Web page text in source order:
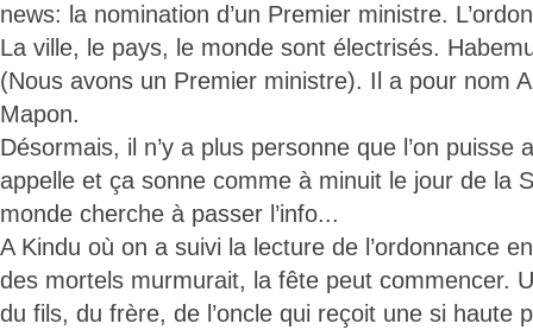
news: la nomination d’un Premier ministre.
La ville, le pays, le monde sont électrisés.
(Nous avons un Premier ministre). Il a pour nom
Mapon.
Désormais, il n’y a plus personne que l’on puisse
appelle et ça sonne comme à minuit le jour de la
monde cherche à passer l’info...
A Kindu où on a suivi la lecture de l’ordonnance
des mortels murmurait, la fête peut commencer.
du fils, du frère, de l’oncle qui reçoit une si haute